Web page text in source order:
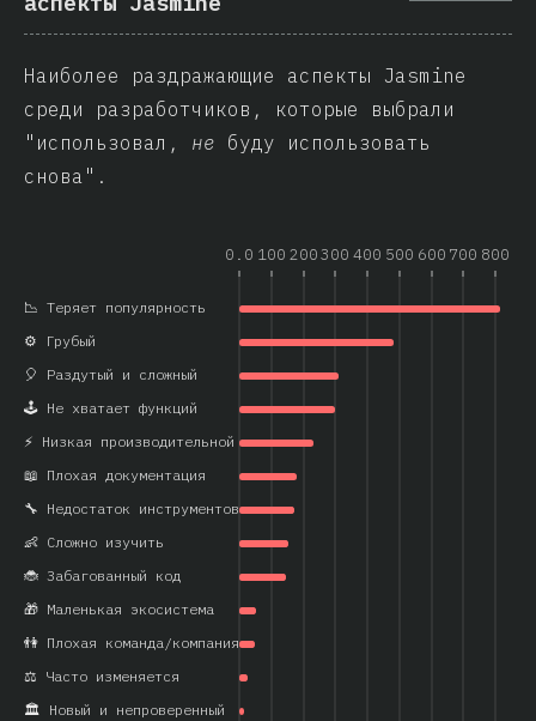
Наиболее раздражающие аспекты Jasmine
среди разработчиков, которые выбрали
"использовал, не буду использовать
снова".
0.0 100 200300 400 500 600 700 800
🏛️ Новый и непроверенный
⚖️ Часто изменяется
👫 Плохая команда/компания
🎁 Маленькая экосистема
🐞 Забагованный код
👶 Сложно изучить
🔧 Недостаток инструментов
📖 Плохая документация
⚡ Низкая производительной
🕹️ Не хватает функций
🎈 Раздутый и сложный
⚙️ Грубый
📉 Теряет популярность